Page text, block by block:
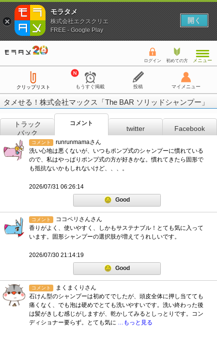
ログイン 初めての方 メニュー
クリップリスト もうすぐ掲載 投稿 マイメニュー
タメせる！株式会社マックス「The BAR ソリッドシャンプー」
トラック
バック
コメント
twitter Facebook
コメント
runrunmamaさん
洗い心地は悪くないが、いつもポンプ式のシャンプーに慣れている
ので、私はやっぱりポンプ式の方が好きかな。慣れてきたら固形で
も抵抗ないかもしれないけど、、、。
2026/07/31 06:26:14
Good
コメント
ココペリさんさん
香りがよく、使いやすく、しかもサステナブル！とても気に入って
います。固形シャンプーの選択肢が増えてうれしいです。
2026/07/30 21:14:19
Good
コメント
まくまくりさん
石けん型のシャンプーは初めてでしたが、頭皮全体に押し当てても
痛くなく、でも泡は硬めでとても洗いやすいです。洗い終わった後
は髪がきしむ感じがしますが、乾かしてみるとしっとりです。コン
ディショナー要らず。とても気に …もっと見る
モラタメ
株式会社エクスクリエ
FREE - Google Play
開く